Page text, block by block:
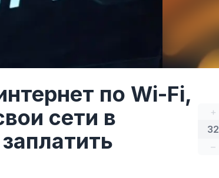
+
32
–
по Wi-Fi,
сети в